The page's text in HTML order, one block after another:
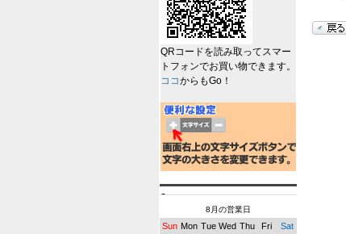
QRコードを読み取ってスマー
トフォンでお買い物できます。
ココからもGo！
8月の営業日
Sun Mon Tue Wed Thu Fri Sat